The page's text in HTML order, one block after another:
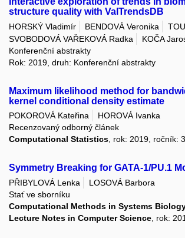
structure quality with ValTrendsDB
HORSKÝ Vladimír BENDOVÁ Veronika
SVOBODOVÁ VAŘEKOVÁ Radka
KOČA
Konferenční abstrakty
Rok: 2019, druh: Konferenční abstrakty
Maximum likelihood method for
kernel conditional density estimate
POKOROVÁ Kateřina
HOROVÁ Ivanka
Recenzovaný odborný článek
Computational Statistics, rok: 2019, ročník:
Symmetry Breaking for GATA-1/PU.1
PŘIBYLOVÁ Lenka
LOSOVÁ Barbora
Stať ve sborníku
Computational Methods in Systems
Lecture Notes in Computer Science , rok: